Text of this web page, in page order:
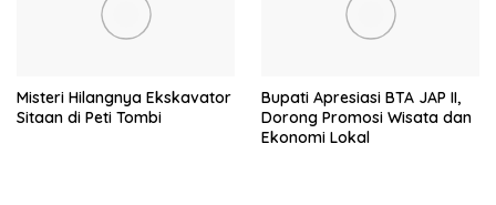
Misteri Hilangnya Ekskavator
Sitaan di Peti Tombi
Bupati Apresiasi BTA JAP II,
Dorong Promosi Wisata dan
Ekonomi Lokal